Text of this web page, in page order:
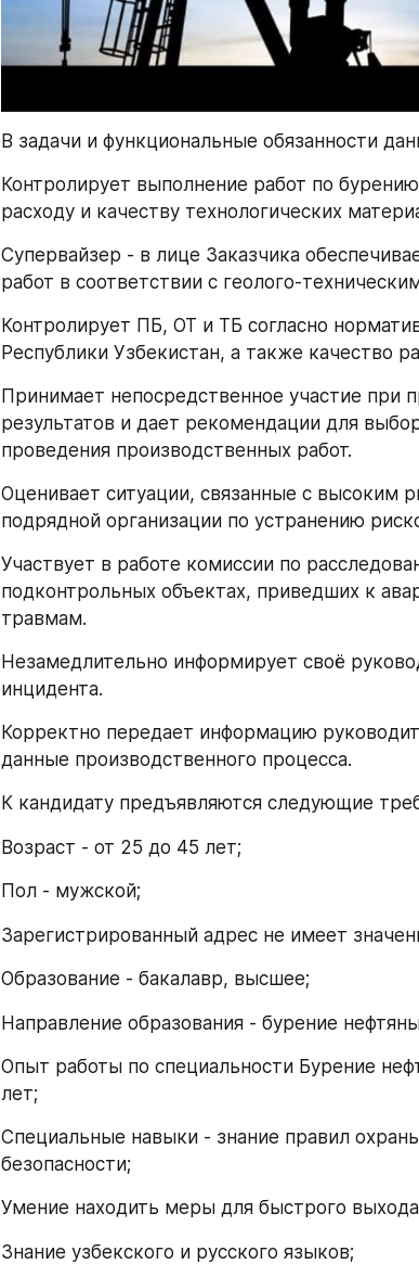
В задачи и функциональные обязанности
Контролирует выполнение работ по
расходу и качеству технологических
Супервайзер - в лице Заказчика
работ в соответствии с геолого-
Контролирует ПБ, ОТ и ТБ согласно
Республики Узбекистан, а также качество
Принимает непосредственное участие при
результатов и дает рекомендации для
проведения производственных работ.
Оценивает ситуации, связанные с высоким
подрядной организации по устранению
Участвует в работе комиссии по
подконтрольных объектах, приведших к
травмам.
Незамедлительно информирует своё
инцидента.
Корректно передает информацию
данные производственного процесса.
К кандидату предъявляются следующие
Возраст - от 25 до 45 лет;
Пол - мужской;
Зарегистрированный адрес не имеет
Образование - бакалавр, высшее;
Направление образования - бурение
Опыт работы по специальности Бурение
лет;
Специальные навыки - знание правил
безопасности;
Умение находить меры для быстрого
Знание узбекского и русского языков;